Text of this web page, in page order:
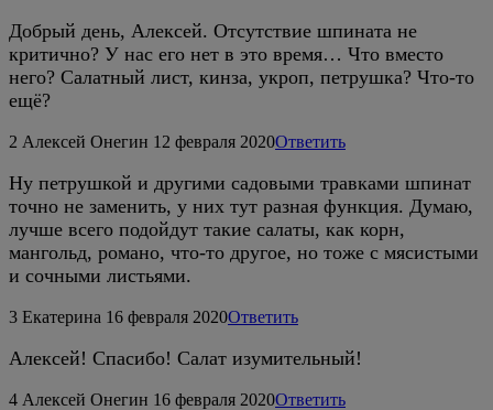
Добрый день, Алексей. Отсутствие шпината не
критично? У нас его нет в это время… Что вместо
него? Салатный лист, кинза, укроп, петрушка? Что-то
ещё?
2 Алексей Онегин 12 февраля 2020Ответить
Ну петрушкой и другими садовыми травками шпинат
точно не заменить, у них тут разная функция. Думаю,
лучше всего подойдут такие салаты, как корн,
мангольд, романо, что-то другое, но тоже с мясистыми
и сочными листьями.
3 Екатерина 16 февраля 2020Ответить
Алексей! Спасибо! Салат изумительный!
4 Алексей Онегин 16 февраля 2020Ответить